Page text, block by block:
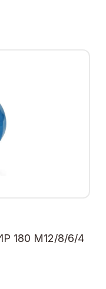
180 М12/8/6/4